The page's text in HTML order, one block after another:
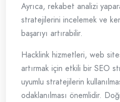
Ayrıca, rekabet analizi
stratejilerini incelemek ve
başarıyı artırabilir.
Hacklink hizmetleri, web
artırmak için etkili bir SEO
uyumlu stratejilerin
odaklanılması önemlidir.